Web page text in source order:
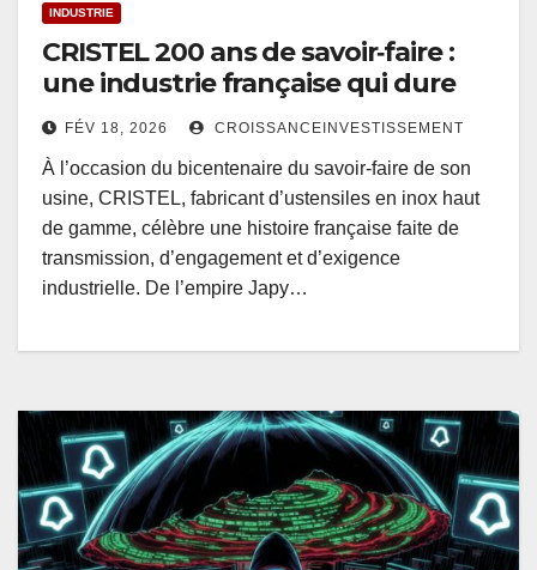
INDUSTRIE
CRISTEL 200 ans de savoir‑faire :
une industrie française qui dure
FÉV 18, 2026 CROISSANCEINVESTISSEMENT
À l’occasion du bicentenaire du savoir‑faire de son
usine, CRISTEL, fabricant d’ustensiles en inox haut
de gamme, célèbre une histoire française faite de
transmission, d’engagement et d’exigence
industrielle. De l’empire Japy…